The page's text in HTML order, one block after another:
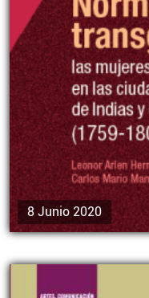
8 Junio 2020